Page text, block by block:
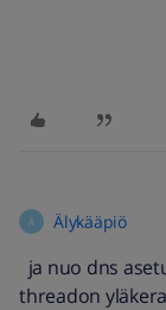
Ä Älykääpiö
ja nuo dns
threadon